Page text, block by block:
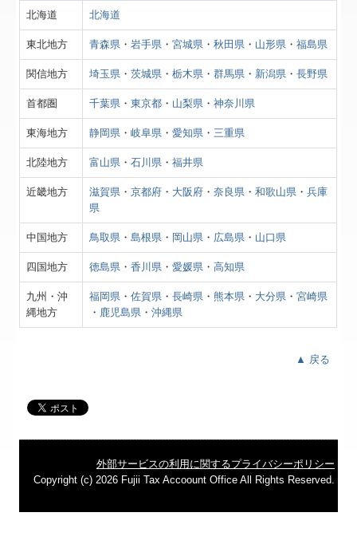
早期経営改善計画の策定支援
経営改善計画の策定支援
FX4クラウド
経営革新等支援機関とは
グループ通算（有利・不利）判定
補助金・助成金・融資情報
経営者お役立ち情報
事務所のペーパーレス化
事務所紹介
業務案内
北海道 北海道
東北地方 青森県 ・岩手県 ・宮城県 ・秋田県 ・ 山形県 ・福島県
関信地方 埼玉県 ・茨城県 ・栃木県 ・群馬県 ・ 新潟県 ・長野県
首都圏 千葉県 ・東京都 ・ 山梨県 ・神奈川県
東海地方 静岡県 ・岐阜県 ・愛知県 ・三重県
北陸地方 富山県 ・石川県 ・福井県
近畿地方 滋賀県 ・京都府 ・ 大阪府 ・奈良県 ・和歌山県 ・兵庫
県
中国地方 鳥取県 ・島根県 ・ 岡山県 ・ 広島県 ・ 山口県
四国地方 徳島県 ・香川県 ・愛媛県 ・高知県
九州・沖
縄地方
福岡県 ・佐賀県 ・長崎県 ・ 熊本県 ・ 大分県 ・宮崎県
・ 鹿児島県 ・沖縄県
▲ 戻る
外部サービスの利用に関するプライバシーポリシー
Copyright (c) 2026 Fujii Tax Accoount Office All Rights Reserved.